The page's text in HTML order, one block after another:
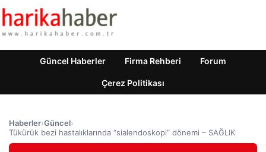
Güncel Haberler Firma Rehberi Forum
Çerez Politikası
Haberler›Güncel›
Tükürük bezi hastalıklarında “sialendoskopi” dönemi – SAĞLIK